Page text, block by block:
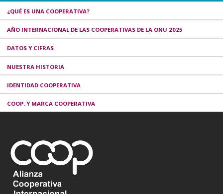
¿QUÉ ES UNA COOPERATIVA?
AÑO INTERNACIONAL DE LAS COOPERATIVAS DE LA ONU 2025
DATOS Y CIFRAS
NUESTRA HISTORIA
IDENTIDAD COOPERATIVA
COOP. Y MARCA COOPERATIVA